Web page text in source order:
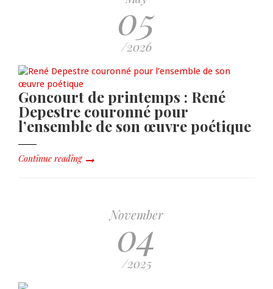
05
/2026
Goncourt de printemps : René
Depestre couronné pour
l’ensemble de son œuvre poétique
Continue reading
November
04
/2025